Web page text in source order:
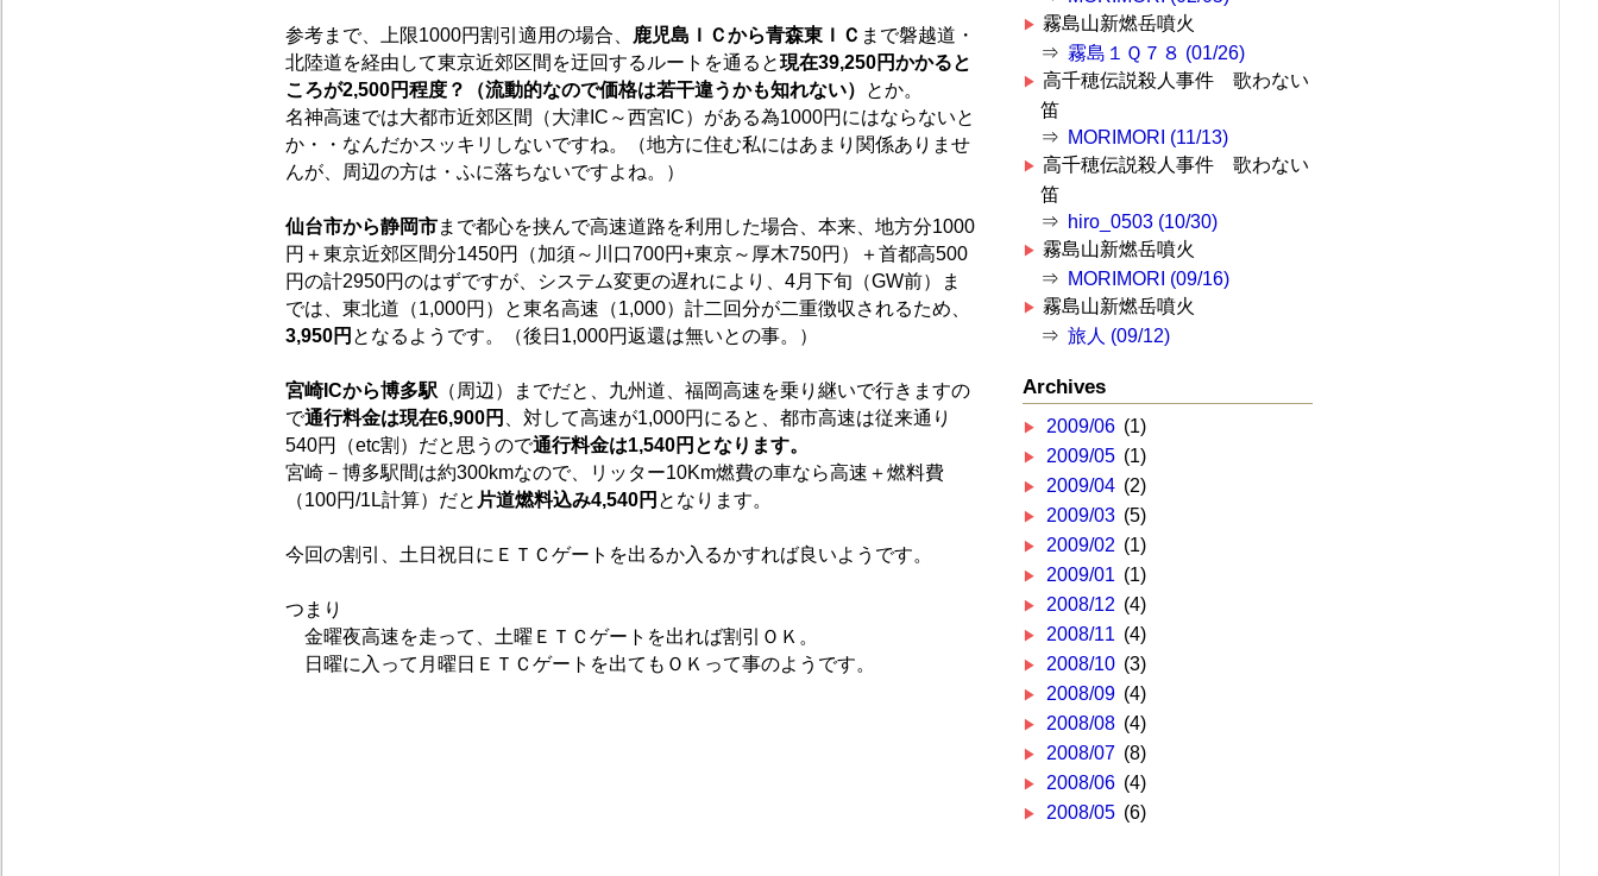
参考まで、上限1000円割引適用の場合、 鹿児島ＩＣから青森東ＩＣ まで磐越道・
北陸道を経由して東京近郊区間を迂回するルートを通ると現在39,250円かかると
ころが2,500円程度？（流動的なので価格は若干違うかも知れない）
とか。
名神高速では大都市近郊区間（大津IC～西宮IC）がある為1000円にはならないと
か・・なんだかスッキリしないですね。（地方に住む私にはあまり関係ありませ
んが、周辺の方は・ふに落ちないですよね。）
仙台市から静岡市まで都心を挟んで高速道路を利用した場合、本来、地方分1000
円＋東京近郊区間分1450円（加須～川口700円+東京～厚木750円）＋首都高500
円の計2950円のはずですが、システム変更の遅れにより、4月下旬（GW前）ま
では、東北道（1,000円）と東名高速（1,000）計二回分が二重徴収されるため、
3,950円 となるようです。（後日1,000円返還は無いとの事。）
宮崎ICから博多駅 （周辺）までだと、九州道、福岡高速を乗り継いで行きますの
で通行料金は現在6,900円
、対して高速が1,000円にると、都市高速は従来通り
540円（etc割）だと思うので通行料金は1,540円となります。
宮崎－博多駅間は約300kmなので、リッター10Km燃費の車なら高速＋燃料費
（100円/1L計算）だと 片道燃料込み4,540円 となります。
今回の割引、土日祝日にＥＴＣゲートを出るか入るかすれば良いようです。
つまり
金曜夜高速を走って、土曜ＥＴＣゲートを出れば割引ＯＫ。
日曜に入って月曜日ＥＴＣゲートを出てもＯＫって事のようです。
霧島山新燃岳噴火
⇒ 霧島１Ｑ７８ (01/26)
高千穂伝説殺人事件 歌わない
笛
⇒ MORIMORI (11/13)
高千穂伝説殺人事件 歌わない
笛
⇒ hiro_0503 (10/30)
霧島山新燃岳噴火
⇒ MORIMORI (09/16)
霧島山新燃岳噴火
⇒ 旅人 (09/12)
Archives
2009/06 (1)
2009/05 (1)
2009/04 (2)
2009/03 (5)
2009/02 (1)
2009/01 (1)
2008/12 (4)
2008/11 (4)
2008/10 (3)
2008/09 (4)
2008/08 (4)
2008/07 (8)
2008/06 (4)
2008/05 (6)